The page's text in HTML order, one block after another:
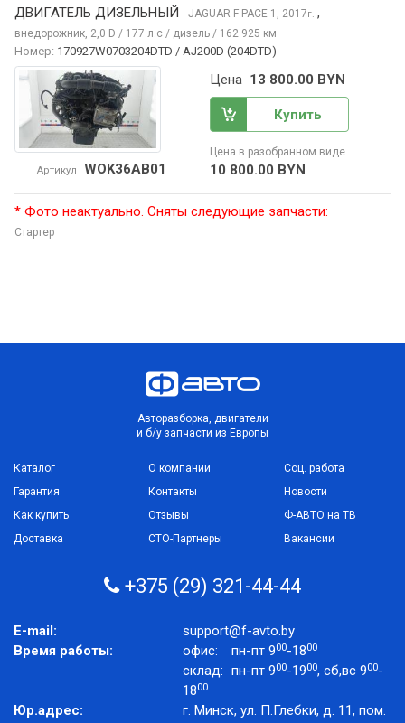
ДВИГАТЕЛЬ ДИЗЕЛЬНЫЙ JAGUAR F-PACE 1, 2017г. ,
внедорожник, 2,0 D / 177 л.с / дизель / 162 925 км
Номер: 170927W0703204DTD / AJ200D (204DTD)
Артикул WOK36AB01
Цена 13 800.00 BYN
Купить
Цена в разобранном виде
10 800.00 BYN
* Фото неактуально. Сняты следующие запчасти:
Стартер
Авторазборка, двигатели
и б/у запчасти из Европы
Каталог
Гарантия
Как купить
Доставка
О компании
Контакты
Отзывы
СТО-Партнеры
Соц. работа
Новости
Ф-АВТО на ТВ
Вакансии
+375 (29) 321-44-44
E-mail:
support@f-avto.by
Время работы:
офис: пн-пт 900-1800
склад: пн-пт 900-1900, сб,вс 900-
1800
Юр.адрес:
г. Минск, ул. П.Глебки, д. 11, пом.